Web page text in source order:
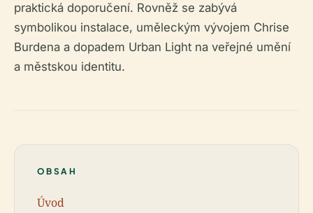
praktická doporučení. Rovněž se zabývá
symbolikou instalace, uměleckým vývojem Chrise
Burdena a dopadem Urban Light na veřejné umění
a městskou identitu.
OBSAH
Úvod